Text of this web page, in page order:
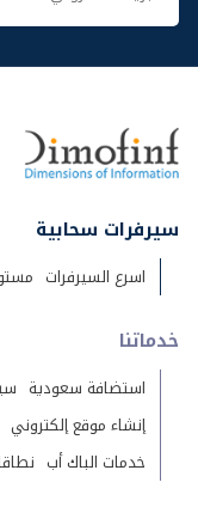
سيرفرات سحابية
اسرع السيرفرات
خدماتنا
استضافة سعودية
إنشاء موقع إلكتروني
خدمات الباك أب